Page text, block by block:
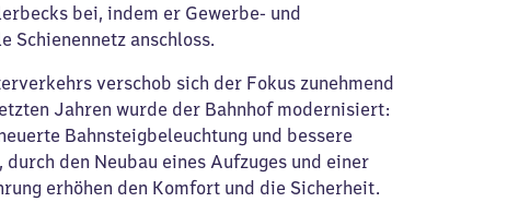
bei, indem er Gewerbe- und
Schienennetz anschloss.
verschob sich der Fokus zunehmend
Jahren wurde der Bahnhof modernisiert:
Bahnsteigbeleuchtung und bessere
durch den Neubau eines Aufzuges und einer
erhöhen den Komfort und die Sicherheit.